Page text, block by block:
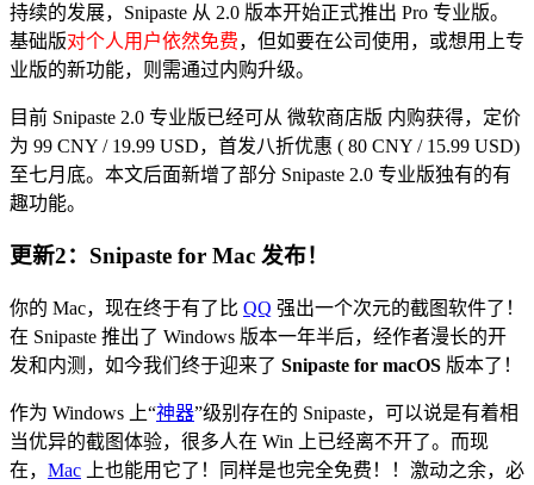
持续的发展，Snipaste 从 2.0 版本开始正式推出 Pro 专业版。
基础版对个人用户依然免费，但如要在公司使用，或想用上专
业版的新功能，则需通过内购升级。
目前 Snipaste 2.0 专业版已经可从 微软商店版 内购获得，定价
为 99 CNY / 19.99 USD，首发八折优惠 ( 80 CNY / 15.99 USD)
至七月底。本文后面新增了部分 Snipaste 2.0 专业版独有的有
趣功能。
更新2：Snipaste for Mac 发布！
你的 Mac，现在终于有了比 QQ 强出一个次元的截图软件了！
在 Snipaste 推出了 Windows 版本一年半后，经作者漫长的开
发和内测，如今我们终于迎来了 Snipaste for macOS 版本了！
作为 Windows 上“神器”级别存在的 Snipaste，可以说是有着相
当优异的截图体验，很多人在 Win 上已经离不开了。而现
在， Mac 上也能用它了！同样是也完全免费！！激动之余，必